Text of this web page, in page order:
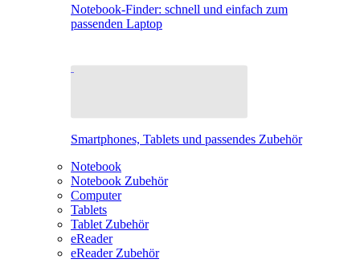
Notebook-Finder: schnell und einfach zum
passenden Laptop
Smartphones, Tablets und passendes Zubehör
Notebook
Notebook Zubehör
Computer
Tablets
Tablet Zubehör
eReader
eReader Zubehör